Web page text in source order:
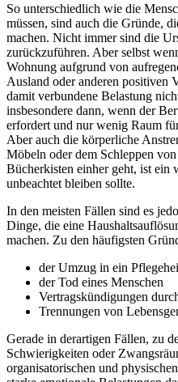
So unterschiedlich wie die
müssen, sind auch die Gründe,
machen. Nicht immer sind die
zurückzuführen. Aber selbst
Wohnung aufgrund von
Ausland oder anderen positiven
damit verbundene Belastung
insbesondere dann, wenn der
erfordert und nur wenig Raum
Aber auch die körperliche
Möbeln oder dem Schleppen
Bücherkisten einher geht, ist ein
unbeachtet bleiben sollte.
In den meisten Fällen sind es
Dinge, die eine
machen. Zu den häufigsten
der Umzug in ein
der Tod eines Menschen
Vertragskündigungen
Trennungen von
Gerade in derartigen Fällen, zu
Schwierigkeiten oder
organisatorischen und